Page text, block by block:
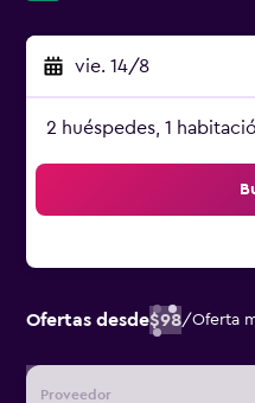
vie. 14/8
2 huéspedes, 1
Ofertas desde$98/Oferta
Proveedor